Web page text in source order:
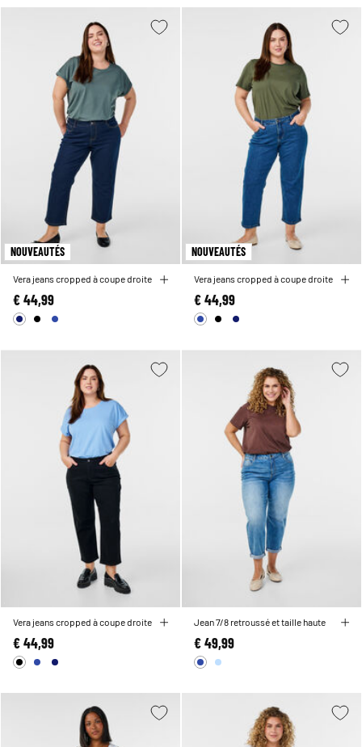
NOUVEAUTÉS
Vera jeans cropped à coupe droite
€ 44,99
NOUVEAUTÉS
Vera jeans cropped à coupe droite
€ 44,99
Vera jeans cropped à coupe droite
€ 44,99
Jean 7/8 retroussé et taille haute
€ 49,99